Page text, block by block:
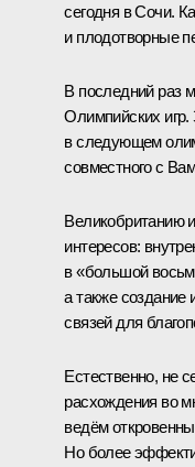
сегодня в Сочи.
и плодотворные
В последний раз
Олимпийских игр.
в следующем
совместного с
Великобританию
интересов:
в «большой
а также создание
связей для
Естественно, не
расхождения во
ведём
Но более